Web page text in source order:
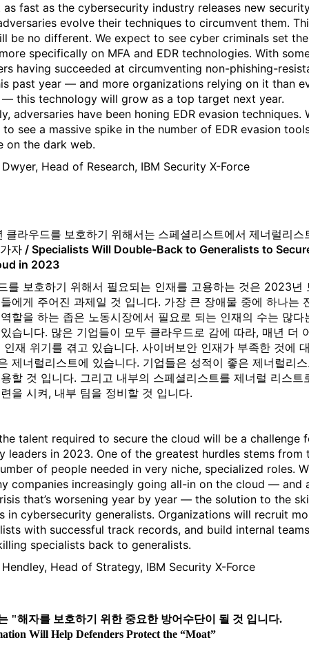
as fast as the cybersecurity industry releases new
evolve their techniques to circumvent them.
be no different. We expect to see cyber criminals set
specifically on MFA and EDR technologies. With
having succeeded at circumventing non-phishing-
past year — and more organizations relying on it than
this technology will grow as a top target next year.
adversaries have been honing EDR evasion techniques.
see a massive spike in the number of EDR evasion
on the dark web.
Head of Research, IBM Security X-Force
라우드를 보호하기 위해서는 스페셜리스트에서 제너럴리스
자 / Specialists Will Double-Back to Generalists to
in 2023
를 보호하기 위해서 필요되는 인재를 고용하는 것은 2023년
에게 주어진 과제일 것 입니다. 가장 큰 장애물 중에 하나는
할을 하는 좁은 노동시장에서 필요로 되는 인재의 수는 많다
습니다. 많은 기업들이 모두 클라우드로 감에 따라, 매년 더
인재 위기를 겪고 있습니다. 사이버보안 인재가 부족한 것에
제너럴리스트에 있습니다. 기업들은 성적이 좋은 제너럴리
할 것 입니다. 그리고 내부의 스페셜리스트를 제너럴 리스트
을 시켜, 내부 팀을 정비할 것 입니다.
talent required to secure the cloud will be a challenge
leaders in 2023. One of the greatest hurdles stems from
of people needed in very niche, specialized roles.
companies increasingly going all-in on the cloud — and
that’s worsening year by year — the solution to the
in cybersecurity generalists. Organizations will recruit
with successful track records, and build internal teams
specialists back to generalists.
Head of Strategy, IBM Security X-Force
"해자를 보호하기 위한 중요한 방어수단이 될 것 입니다.
Will Help Defenders Protect the “Moat”